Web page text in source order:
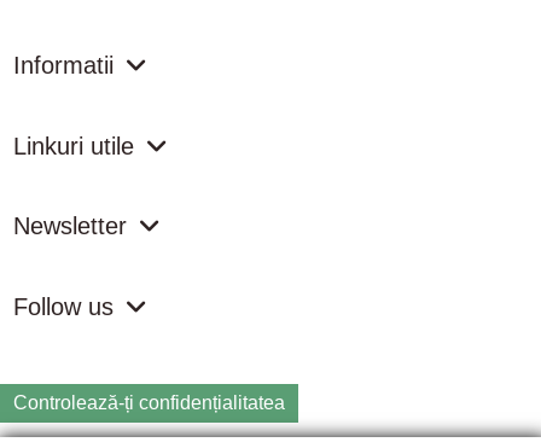
Informatii
Linkuri utile
Newsletter
Follow us
Controlează-ți confidențialitatea